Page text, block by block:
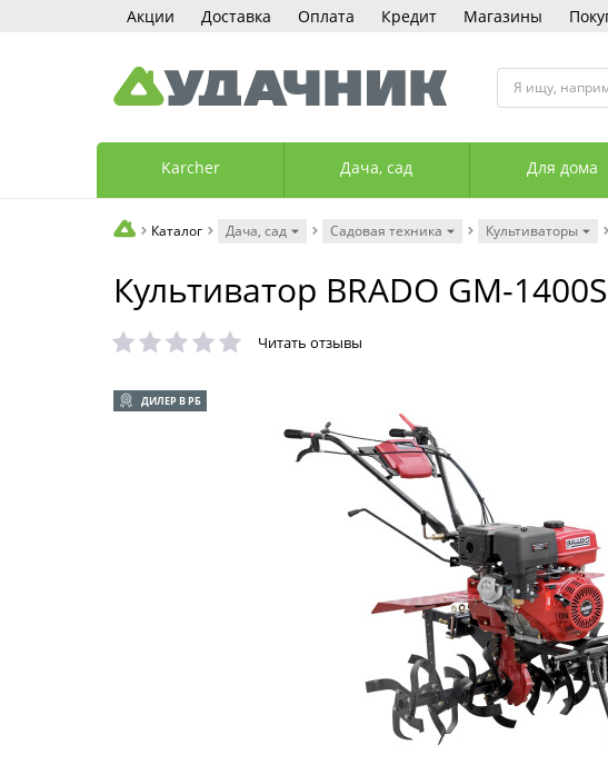
Акции Доставка Оплата Кредит Магазины
Я ищу,
Karcher Дача, сад Для дома
Каталог Дача, сад Садовая техника Культиваторы
Культиватор BRADO GM-
Читать отзывы
ДИЛЕР В РБ